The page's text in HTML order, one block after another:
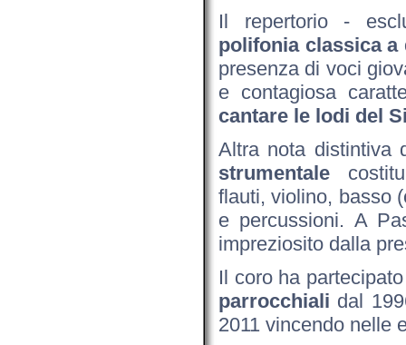
Il repertorio -
polifonia classica a
presenza di voci
e contagiosa
cantare le lodi del
Altra nota distintiva
strumentale
flauti, violino, basso
e percussioni. A
impreziosito dalla
Il coro ha
parrocchiali dal
2011 vincendo nelle